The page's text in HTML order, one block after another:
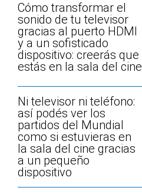
Cómo transformar el
sonido de tu televisor
gracias al puerto HDMI
y a un sofisticado
dispositivo: creerás que
estás en la sala del cine
Ni televisor ni teléfono:
así podés ver los
partidos del Mundial
como si estuvieras en
la sala del cine gracias
a un pequeño
dispositivo